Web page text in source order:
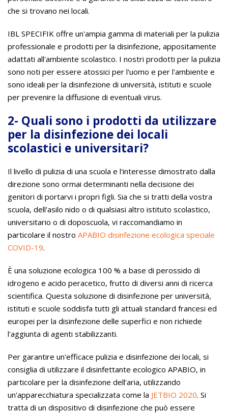
che si trovano nei locali.
IBL SPECIFIK offre un'ampia gamma di materiali per la pulizia
professionale e prodotti per la disinfezione, appositamente
adattati all'ambiente scolastico. I nostri prodotti per la pulizia
sono noti per essere atossici per l'uomo e per l'ambiente e
sono ideali per la disinfezione di università, istituti e scuole
per prevenire la diffusione di eventuali virus.
2- Quali sono i prodotti da utilizzare
per la disinfezione dei locali
scolastici e universitari?
Il livello di pulizia di una scuola e l'interesse dimostrato dalla
direzione sono ormai determinanti nella decisione dei
genitori di portarvi i propri figli. Sia che si tratti della vostra
scuola, dell'asilo nido o di qualsiasi altro istituto scolastico,
universitario o di doposcuola, vi raccomandiamo in
particolare il nostro APABIO disinfezione ecologica speciale
COVID-19.
È una soluzione ecologica 100 % a base di perossido di
idrogeno e acido peracetico, frutto di diversi anni di ricerca
scientifica. Questa soluzione di disinfezione per università,
istituti e scuole soddisfa tutti gli attuali standard francesi ed
europei per la disinfezione delle superfici e non richiede
l'aggiunta di agenti stabilizzanti.
Per garantire un'efficace pulizia e disinfezione dei locali, si
consiglia di utilizzare il disinfettante ecologico APABIO, in
particolare per la disinfezione dell'aria, utilizzando
un'apparecchiatura specializzata come la JETBIO 2020. Si
tratta di un dispositivo di disinfezione che può essere